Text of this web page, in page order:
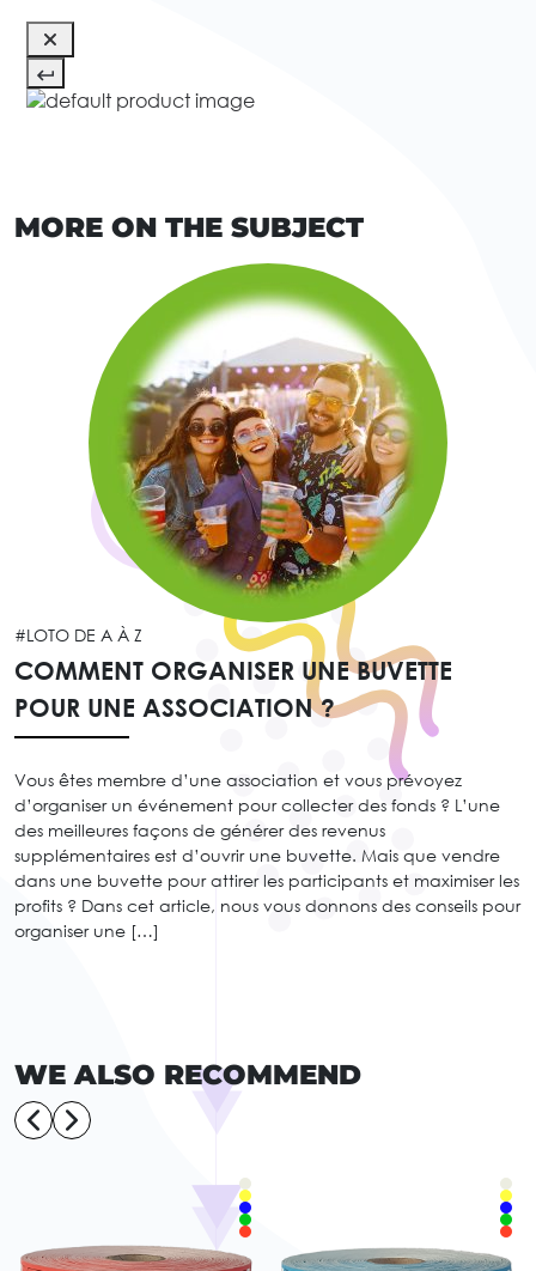
MORE ON THE SUBJECT
#LOTO DE A À Z
COMMENT ORGANISER UNE BUVETTE
POUR UNE ASSOCIATION ?
Vous êtes membre d’une association et vous prévoyez
d’organiser un événement pour collecter des fonds ? L’une
des meilleures façons de générer des revenus
supplémentaires est d’ouvrir une buvette. Mais que vendre
dans une buvette pour attirer les participants et maximiser les
profits ? Dans cet article, nous vous donnons des conseils pour
organiser une […]
WE ALSO RECOMMEND